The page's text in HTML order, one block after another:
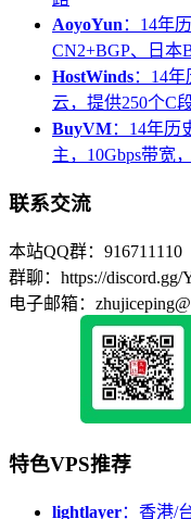
AoyoYun ：14年
CN2+BGP、日本
HostWinds：14
云，提供250个C
BuyVM：14年历
主，10Gbps带宽
联系交流
本站QQ群：916711110
群聊：https://
电子邮箱：
特色VPS推荐
lightlayer：香港/